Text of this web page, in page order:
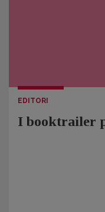
EDITORI
I booktrailer